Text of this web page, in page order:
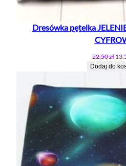
Dresówka pętelka
22.50zł
Dodaj do